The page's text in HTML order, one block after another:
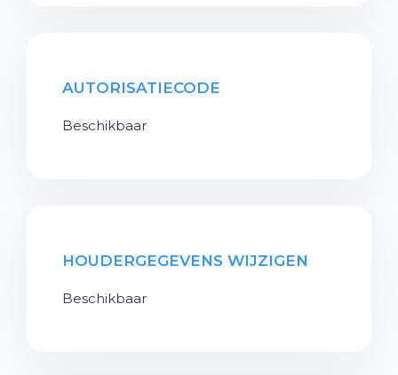
AUTORISATIECODE
Beschikbaar
HOUDERGEGEVENS WIJZIGEN
Beschikbaar